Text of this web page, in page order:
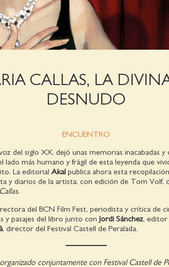
CALLAS, LA
DESNUDO
ENCUENTRO
del siglo XX, dejó unas memorias inacabadas y
lado más humano y frágil de esta leyenda que
La editorial Akal publica ahora esta
y diarios de la artista, con edición de Tom Volf,
.
del BCN Film Fest, periodista y crítica de
y pasajes del libro junto con Jordi Sánchez, editor
, director del Festival Castell de Peralada.
conjuntamente con Festival Castell de